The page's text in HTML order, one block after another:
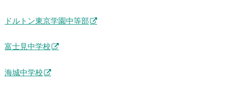
ドルトン東京学園中等部
富士見中学校
海城中学校